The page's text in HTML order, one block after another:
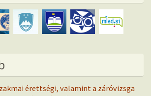
érettségi, valamint a záróvizsga